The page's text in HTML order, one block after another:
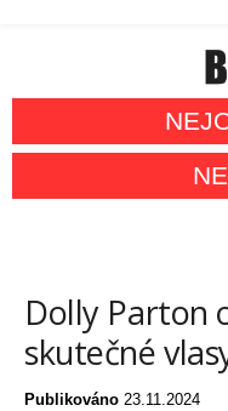
Dolly Parton
skutečné
Publikováno 23.11.2024